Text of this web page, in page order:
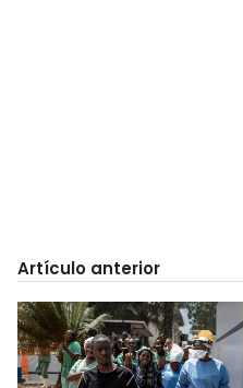
Artículo anterior